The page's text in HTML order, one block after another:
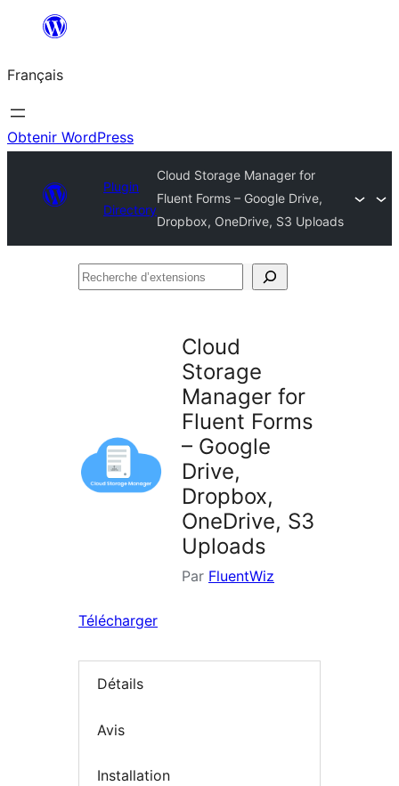
contenu
Français
Obtenir WordPress
Plugin
Directory
Cloud Storage Manager for
Fluent Forms – Google Drive,
Dropbox, OneDrive, S3 Uploads
Recherche
Cloud
Storage
Manager for
Fluent Forms
– Google
Drive,
Dropbox,
OneDrive, S3
Uploads
Par FluentWiz
Télécharger
Détails
Avis
Installation